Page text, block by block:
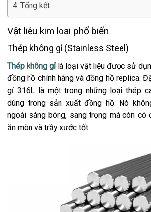
Tổng kết
Vật liệu kim loại phổ biến
Thép không gỉ (Stainless Steel)
Thép không gỉlà loại vật liệu được sử
đồng hồ chính hãng và đồng hồ replica.
gỉ 316L là một trong những loại thép
dùng trong sản xuất đồng hồ. Nó
ngoài sáng bóng, sang trọng mà còn có
ăn mòn và trầy xước tốt.